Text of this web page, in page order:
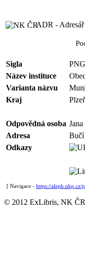
ADR -
Sigla
Název instituce
Varianta názvu
Kraj
Odpovědná osoba
Adresa
Bučí
Odkazy
[ Navigace - https://aleph.nkp.cz/
© 2012 ExLibris, NK ČR